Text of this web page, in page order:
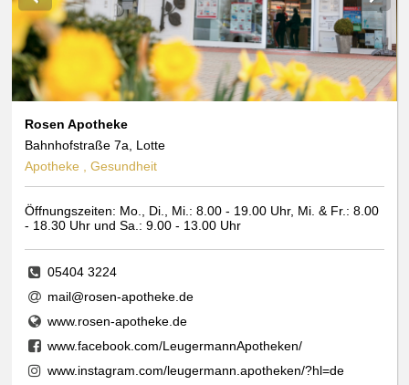
Rosen Apotheke
Bahnhofstraße 7a, Lotte
Apotheke , Gesundheit
Öffnungszeiten: Mo., Di., Mi.: 8.00 - 19.00 Uhr, Mi. & Fr.: 8.00
- 18.30 Uhr und Sa.: 9.00 - 13.00 Uhr
05404 3224
mail@rosen-apotheke.de
www.rosen-apotheke.de
www.facebook.com/LeugermannApotheken/
www.instagram.com/leugermann.apotheken/?hl=de